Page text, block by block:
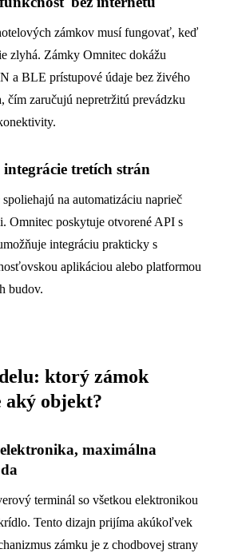
zámkov musí fungovať, keď
zlyhá. Zámky Omnitec dokážu
a BLE prístupové údaje bez živého
čím zaručujú nepretržitú prevádzku
tretích strán
na automatizáciu naprieč
Omnitec poskytuje otvorené API s
integráciu prakticky s
aplikáciou alebo platformou
budov.
ktorý zámok
aký objekt?
maximálna
terminál so všetkou elektronikou
Tento dizajn prijíma akúkoľvek
zámku je z chodbovej strany